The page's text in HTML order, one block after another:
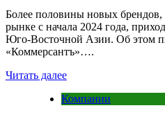
Более половины новых
рынке с начала 2024 года,
Юго-Восточной Азии. Об этом
«Коммерсантъ»….
Читать далее
Компании